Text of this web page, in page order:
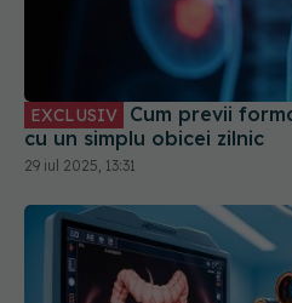
EXCLUSIV Cum previi formarea pietrelor la rinichi
cu un simplu obicei zilnic
29 iul 2025, 13:31